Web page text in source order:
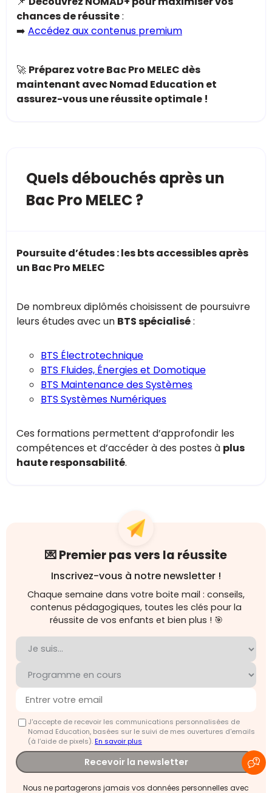
chances de réussite:
➡️ Accédez aux contenus premium
🚀 Préparez votre Bac Pro MELEC dès
maintenant avec Nomad Education et
assurez-vous une réussite optimale !
Quels débouchés après un
Bac Pro MELEC ?
Poursuite d’études : les bts accessibles après
un Bac Pro MELEC
De nombreux diplômés choisissent de poursuivre
leurs études avec un BTS spécialisé:
BTS Électrotechnique
BTS Fluides, Énergies et Domotique
BTS Maintenance des Systèmes
BTS Systèmes Numériques
Ces formations permettent d’approfondir les
compétences et d’accéder à des postes à plus
haute responsabilité.
💌 Premier pas vers la réussite
Inscrivez-vous à notre newsletter !
Chaque semaine dans votre boite mail : conseils,
contenus pédagogiques, toutes les clés pour la
réussite de vos enfants et bien plus ! 🎯
J'accepte de recevoir les communications personnalisées de
Nomad Education, basées sur le suivi de mes ouvertures d'emails
(à l’aide de pixels).En savoir plus
Recevoir la newsletter
Nous ne partagerons jamais vos données personnelles avec